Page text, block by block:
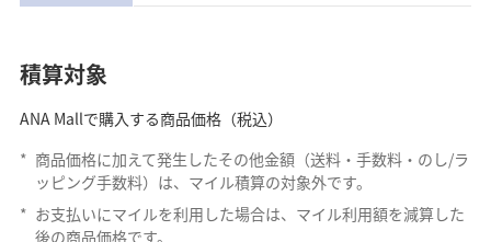
積算対象
ANA Mallで購入する商品価格（税込）
* 商品価格に加えて発生したその他金額（送料・手数料・のし/ラ
ッピング手数料）は、マイル積算の対象外です。
* お支払いにマイルを利用した場合は、マイル利用額を減算した
後の商品価格です。